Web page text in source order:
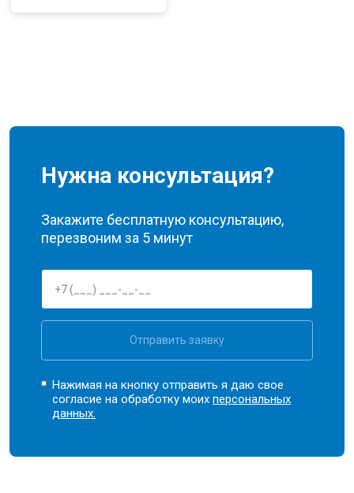
Нужна консультация?
Закажите бесплатную консультацию,
перезвоним за 5 минут
Отправить заявку
Нажимая на кнопку отправить я даю свое
согласие на обработку моихперсональных
данных.